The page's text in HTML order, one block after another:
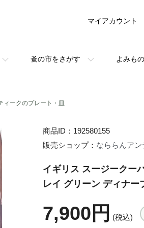
蚤の市をさがす よみもの
マイアカウント
ィークのプレート・皿
商品ID：192580155
販売ショップ： なららんアン
イギリス スージークー
レイ グリーン ディナ
7,900円 (税込)